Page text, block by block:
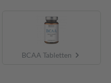
BCAA Tabletten